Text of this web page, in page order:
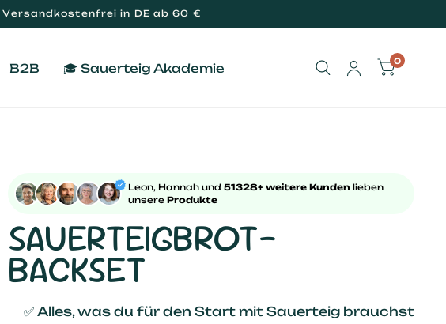
in DE ab 60 €
B2B 🎓 Sauerteig Akademie 0
Leon, Hannah und 51328+ weitere Kunden lieben
unsere Produkte
SAUERTEIGBROT-
BACKSET
✅ Alles, was du für den Start mit Sauerteig brauchst